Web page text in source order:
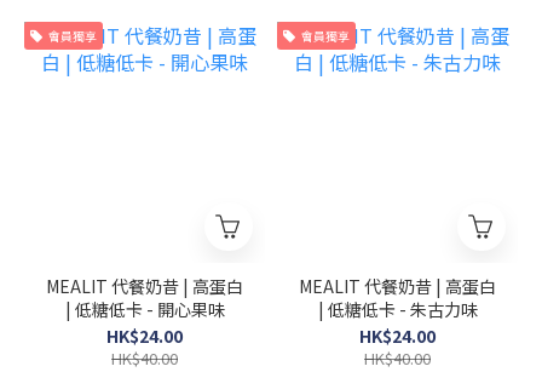
會員獨享
MEALIT 代餐奶昔 | 高蛋白
| 低糖低卡 - 開心果味
HK$24.00
HK$40.00
會員獨享
MEALIT 代餐奶昔 | 高蛋白
| 低糖低卡 - 朱古力味
HK$24.00
HK$40.00